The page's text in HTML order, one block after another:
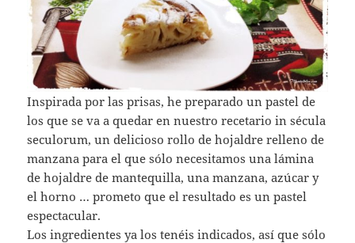
Inspirada por las prisas, he preparado un pastel de
los que se va a quedar en nuestro recetario in sécula
seculorum, un delicioso rollo de hojaldre relleno de
manzana para el que sólo necesitamos una lámina
de hojaldre de mantequilla, una manzana, azúcar y
el horno … prometo que el resultado es un pastel
espectacular.
Los ingredientes ya los tenéis indicados, así que sólo